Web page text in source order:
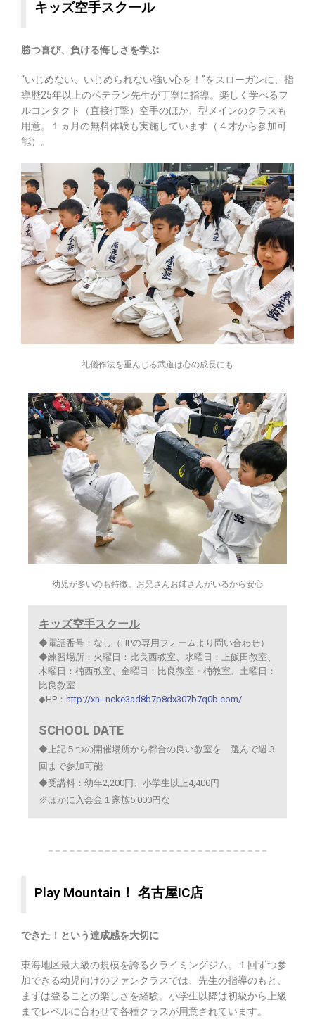
キッズ空手スクール
勝つ喜び、負ける悔しさを学ぶ
“いじめない、いじめられない強い心を！”をスローガンに、指
導歴25年以上のベテラン先生が丁寧に指導。楽しく学べるフ
ルコンタクト（直接打撃）空手のほか、型メインのクラスも
用意。１ヵ月の無料体験も実施しています（４才から参加可
能）。
礼儀作法を重んじる武道は心の成長にも
幼児が多いのも特徴。お兄さんお姉さんがいるから安心
キッズ空手スクール
◆電話番号：なし（HPの専用フォームより問い合わせ）
◆練習場所：火曜日：比良西教室、水曜日：上飯田教室、
木曜日：楠西教室、金曜日：比良教室・楠教室、土曜日：
比良教室
◆HP： http://xn--ncke3ad8b7p8dx307b7q0b.com/
SCHOOL DATE
◆上記５つの開催場所から都合の良い教室を 選んで週３
回まで参加可能
◆受講料：幼年2,200円、小学生以上4,400円
※ほかに入会金１家族5,000円な
Play Mountain！ 名古屋IC店
できた！という達成感を大切に
東海地区最大級の規模を誇るクライミングジム。１回ずつ参
加できる幼児向けのファンクラスでは、先生の指導のもと、
まずは登ることの楽しさを経験。小学生以降は初級から上級
までレベルに合わせて各種クラスが用意されています。